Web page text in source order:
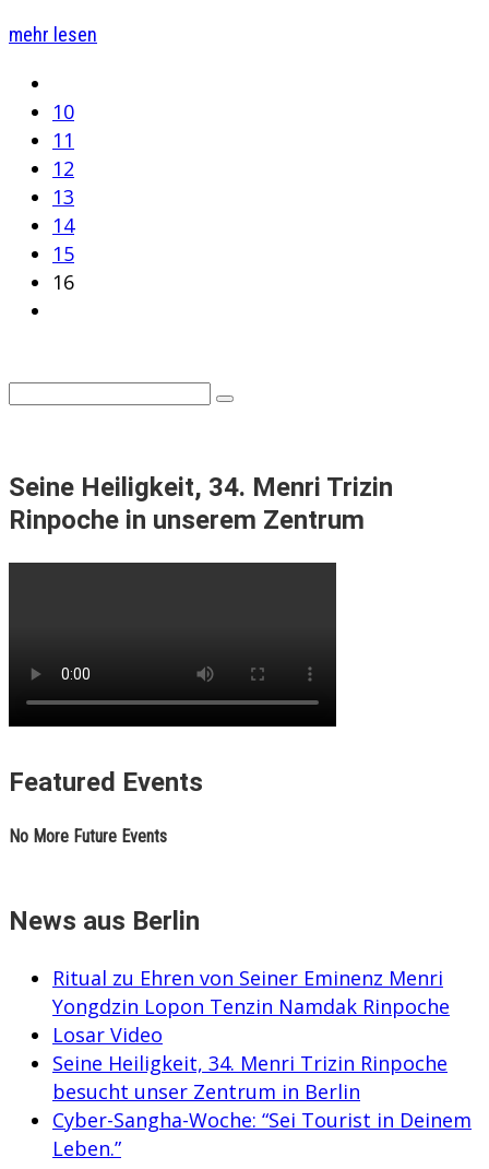
mehr lesen
10
11
12
13
14
15
16
Seine Heiligkeit, 34. Menri Trizin
Rinpoche in unserem Zentrum
Featured Events
No More Future Events
News aus Berlin
Ritual zu Ehren von Seiner Eminenz Menri
Yongdzin Lopon Tenzin Namdak Rinpoche
Losar Video
Seine Heiligkeit, 34. Menri Trizin Rinpoche
besucht unser Zentrum in Berlin
Cyber-Sangha-Woche: “Sei Tourist in Deinem
Leben.”